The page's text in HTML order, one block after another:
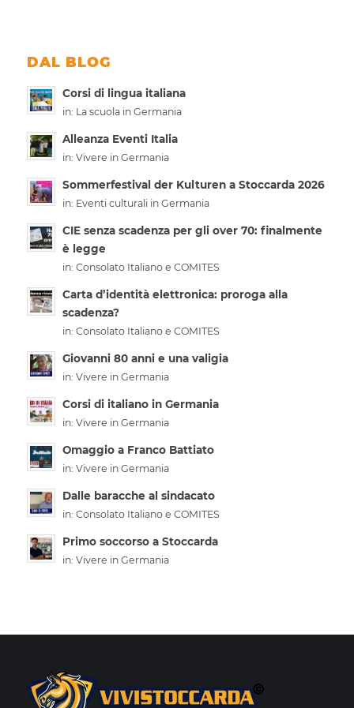
DAL BLOG
Corsi di lingua italiana
in: La scuola in Germania
Alleanza Eventi Italia
in: Vivere in Germania
Sommerfestival der Kulturen a Stoccarda 2026
in: Eventi culturali in Germania
CIE senza scadenza per gli over 70: finalmente
è legge
in: Consolato Italiano e COMITES
Carta d’identità elettronica: proroga alla
scadenza?
in: Consolato Italiano e COMITES
Giovanni 80 anni e una valigia
in: Vivere in Germania
Corsi di italiano in Germania
in: Vivere in Germania
Omaggio a Franco Battiato
in: Vivere in Germania
Dalle baracche al sindacato
in: Consolato Italiano e COMITES
Primo soccorso a Stoccarda
in: Vivere in Germania